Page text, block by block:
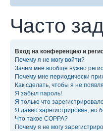
Часто
Вход на конференцию и
Почему я не могу войти?
Зачем мне вообще нужно
Почему мне периодически
Как сделать, чтобы я не
Я забыл пароль!
Я только что
Я давно зарегистрирован, но
Что такое COPPA?
Почему я не могу